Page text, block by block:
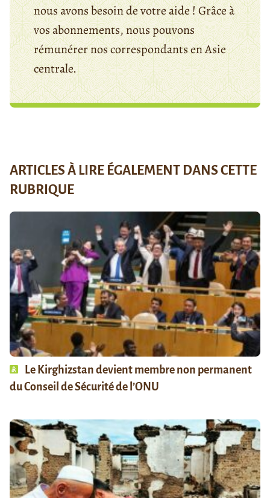
nous avons besoin de votre aide ! Grâce à
vos abonnements, nous pouvons
rémunérer nos correspondants en Asie
centrale.
ARTICLES À LIRE ÉGALEMENT DANS CETTE
RUBRIQUE
Le Kirghizstan devient membre non permanent
du Conseil de Sécurité de l’ONU